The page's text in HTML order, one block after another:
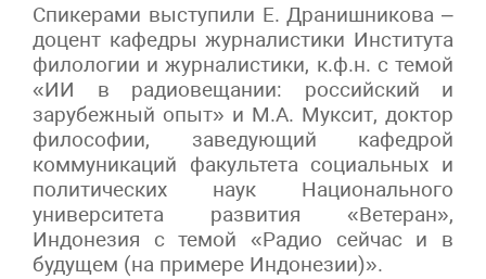
Спикерами выступили Е. Дранишникова –
доцент кафедры журналистики Института
филологии и журналистики, к.ф.н. с темой
«ИИ в радиовещании: российский и
зарубежный опыт» и М.А. Муксит, доктор
философии, заведующий кафедрой
коммуникаций факультета социальных и
политических наук Национального
университета развития «Ветеран»,
Индонезия с темой «Радио сейчас и в
будущем (на примере Индонезии)».